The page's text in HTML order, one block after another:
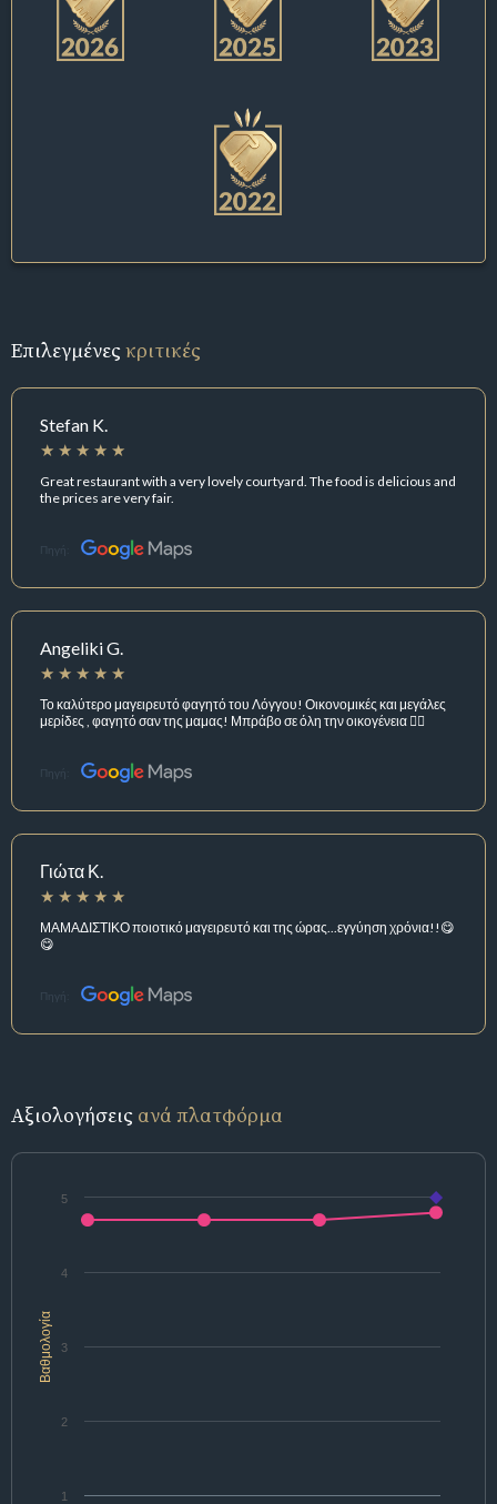
Επιλεγμένεςκριτικές
Stefan K.
Great restaurant with a very lovely courtyard. The food is delicious and
the prices are very fair.
Πηγή:
Angeliki G.
Το καλύτερο μαγειρευτό φαγητό του Λόγγου! Οικονομικές και μεγάλες
μερίδες , φαγητό σαν της μαμας! Μπράβο σε όλη την οικογένεια 👌🏼
Πηγή:
Γιώτα Κ.
ΜΑΜΑΔΙΣΤΙΚΟ ποιοτικό μαγειρευτό και της ώρας...εγγύηση χρόνια!!😋
😋
Πηγή:
Αξιολογήσεις ανά πλατφόρμα
Βαθμολογία
1
2
3
4
5